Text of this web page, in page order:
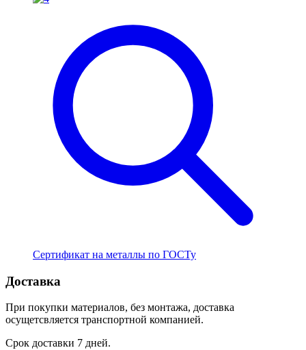
Сертификат на металлы по ГОСТу
Доставка
При покупки материалов, без монтажа, доставка
осущетсвляется транспортной компанией.
Срок доставки 7 дней.